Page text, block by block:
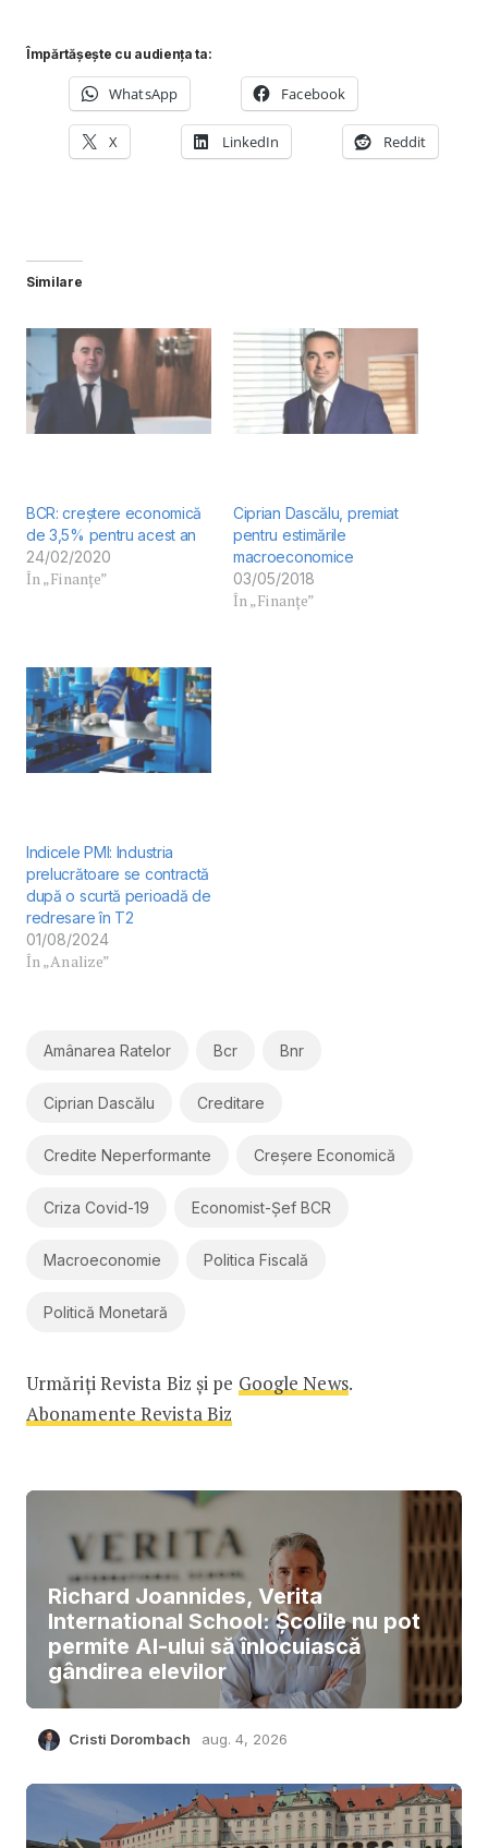
Împărtășește cu audiența ta:
WhatsApp Facebook
X LinkedIn Reddit
Similare
BCR: creștere economică
de 3,5% pentru acest an
24/02/2020
În „Finanțe”
Ciprian Dascălu, premiat
pentru estimările
macroeconomice
03/05/2018
În „Finanțe”
Indicele PMI: Industria
prelucrătoare se contractă
după o scurtă perioadă de
redresare în T2
01/08/2024
În „Analize”
Amânarea Ratelor Bcr Bnr
Ciprian Dascălu Creditare
Credite Neperformante Creșere Economică
Criza Covid-19 Economist-Șef BCR
Macroeconomie Politica Fiscală
Politică Monetară
Urmăriți Revista Biz și pe Google News.
Abonamente Revista Biz
Richard Joannides, Verita
International School: Școlile nu pot
permite AI-ului să înlocuiască
gândirea elevilor
Cristi Dorombach aug. 4, 2026